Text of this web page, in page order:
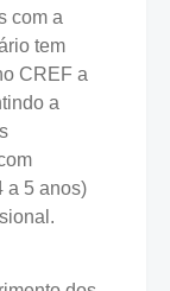
com a
tem
CREF a
a
a 5 anos)